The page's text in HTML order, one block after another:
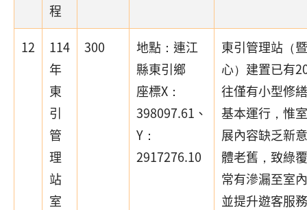
程
12
114
年
東
引
管
理
站
室
300
地點：連江
縣東引鄉
座標X：
398097.61、
Y：
2917276.10
東引管理站（
心）建置已有
往僅有小型修
基本運行，惟
展內容缺乏新
體老舊，致綠
常有滲漏至室
並提升遊客服